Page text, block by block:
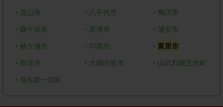
・ 流山市 ・ 八千代市 ・ 鴨川市
・ 鎌ケ谷市 ・ 君津市 ・ 浦安市
・ 袖ケ浦市 ・ 印西市 ・富里市
・ 匝瑳市 ・ 大網白里市 ・ 山武郡横芝光町
・ 長生郡一宮町